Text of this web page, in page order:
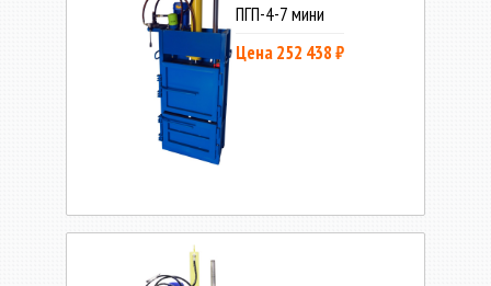
ПГП-4-7 мини
Цена 252 438 ₽